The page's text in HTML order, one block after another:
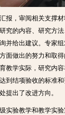
报，审阅相关支撑
究的内容、研究方
并给出建议。专家
面做出的努力和取
教学实际，研究内
到结项验收的标准
提出了改进方向。
实验教学和教学实